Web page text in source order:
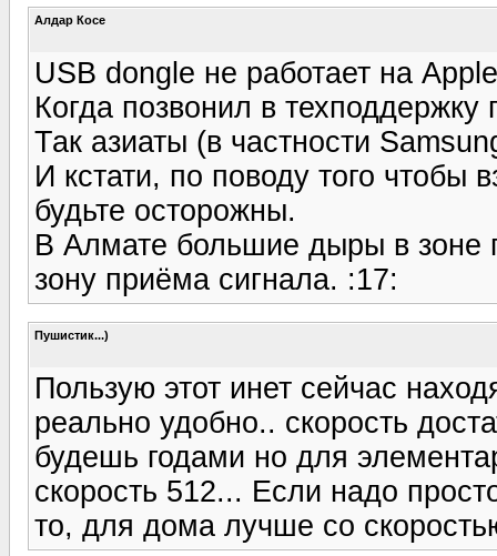
Алдар Косе
USB dongle не работает на
Когда позвонил в техподдержку
Так азиаты (в частности
И кстати, по поводу того чтобы
будьте осторожны.
В Алмате большие дыры в зоне
зону приёма сигнала. :17:
Пушистик...)
Пользую этот инет сейчас
реально удобно.. скорость
будешь годами но для
скорость 512... Если надо
то, для дома лучше со